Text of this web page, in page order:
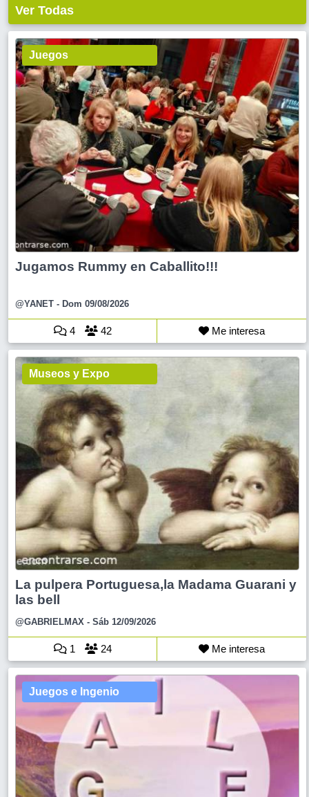
Ver Todas
Juegos
Jugamos Rummy en Caballito!!!
@YANET - Dom 09/08/2026
4 42 Me interesa
Museos y Expo
La pulpera Portuguesa,la Madama Guarani y
las bell
@GABRIELMAX - Sáb 12/09/2026
1 24 Me interesa
Juegos e Ingenio